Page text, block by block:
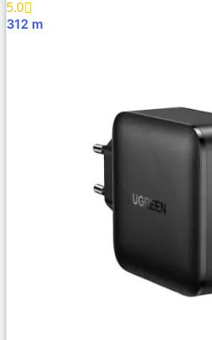
5.0
312 m